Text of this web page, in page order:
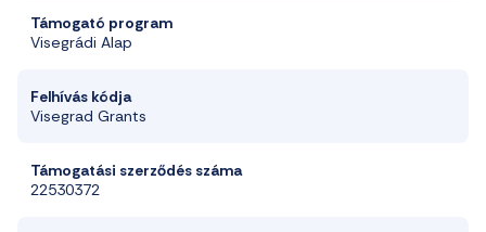
Támogató program
Visegrádi Alap
Felhívás kódja
Visegrad Grants
Támogatási szerződés száma
22530372